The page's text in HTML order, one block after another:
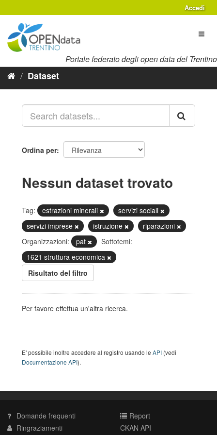
al
contenuto
Accedi
Portale federato degli open data del Trentino
Dataset
Ordina per
Nessun dataset trovato
Tag: estrazioni minerali
servizi sociali
servizi imprese
istruzione
riparazioni
Organizzazioni:
pat
Sottotemi:
1621 struttura economica
Risultato del filtro
Per favore effettua un'altra ricerca.
E' possibile inoltre accedere al registro usando le API (vedi
Documentazione API).
Domande frequenti
Ringraziamenti
Report
CKAN API